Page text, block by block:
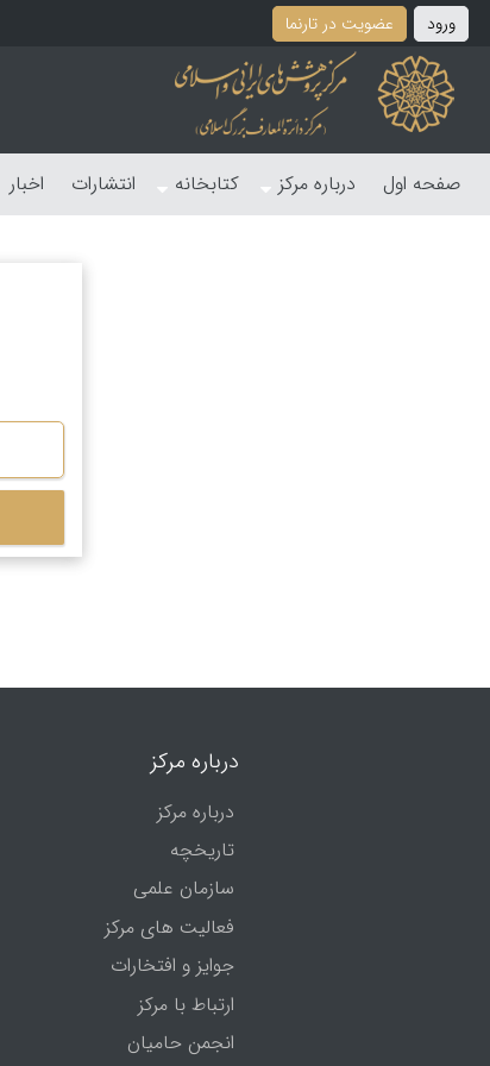
ورود عضویت در تارنما
صفحه اول درباره مرکز کتابخانه انتشارات اخبار
درباره مرکز
درباره مرکز
تاریخچه
سازمان علمی
فعالیت های مرکز
جوایز و افتخارات
ارتباط با مرکز
انجمن حامیان